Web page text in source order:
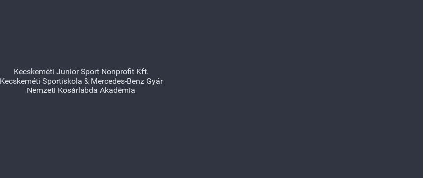
Kecskeméti Junior Sport Nonprofit Kft.
Kecskeméti Sportiskola & Mercedes-Benz Gyár
Nemzeti Kosárlabda Akadémia